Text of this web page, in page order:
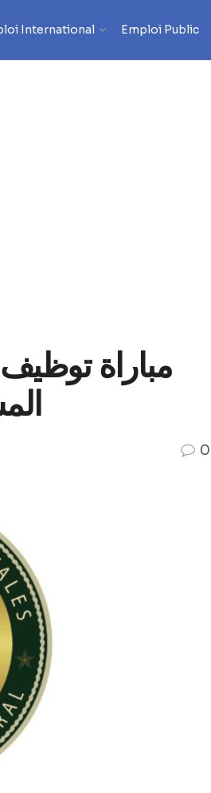
International Emploi Public
مباراة توظيف
0